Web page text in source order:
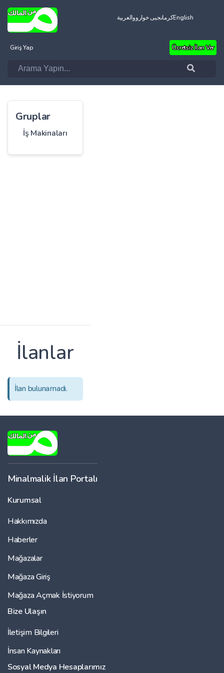
العربيةکرمانجیی خوارووEnglish
Giriş Yap Ücretsiz İlan Ver
Gruplar
İş Makinaları
İlanlar
İlan bulunamadı.
Minalmalik İlan Portalı
Kurumsal
Hakkımızda
Haberler
Mağazalar
Mağaza Giriş
Mağaza Açmak İstiyorum
Bize Ulaşın
İletişim Bilgileri
İnsan Kaynakları
Sosyal Medya Hesaplarımız